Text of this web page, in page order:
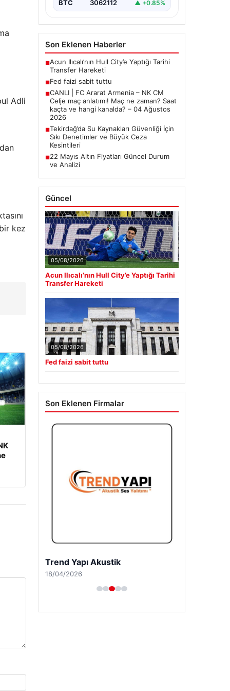
Adli
kez
BTC 3062112 ▲ +0.85%
Son Eklenen Haberler
■Acun Ilıcalı’nın Hull City’e Yaptığı Tarihi
Transfer Hareketi
■Fed faizi sabit tuttu
■CANLI | FC Ararat Armenia – NK CM
Celje maç anlatımı! Maç ne zaman? Saat
kaçta ve hangi kanalda? – 04 Ağustos
2026
■Tekirdağ’da Su Kaynakları Güvenliği İçin
Sıkı Denetimler ve Büyük Ceza
Kesintileri
■22 Mayıs Altın Fiyatları Güncel Durum
ve Analizi
Güncel
05/08/2026
Acun Ilıcalı’nın Hull City’e Yaptığı Tarihi
Transfer Hareketi
05/08/2026
Fed faizi sabit tuttu
Son Eklenen Firmalar
Trend Yapı Akustik
18/04/2026